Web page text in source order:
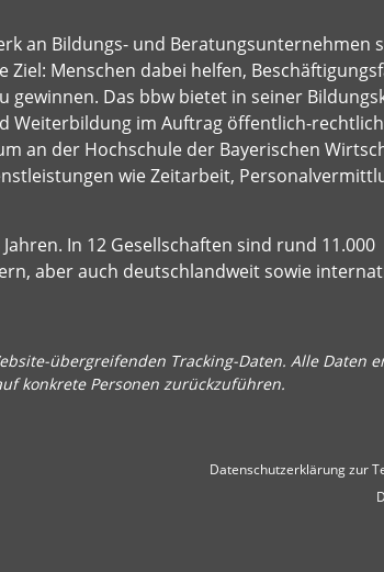
an Bildungs- und Beratungsunternehmen
Menschen dabei helfen,
gewinnen. Das bbw bietet in seiner
Weiterbildung im Auftrag öffentlich-
an der Hochschule der Bayerischen
wie Zeitarbeit,
In 12 Gesellschaften sind rund 11.000
aber auch deutschlandweit sowie
übergreifenden Tracking-Daten. Alle
konkrete Personen zurückzuführen.
Datenschutzerklärung zur